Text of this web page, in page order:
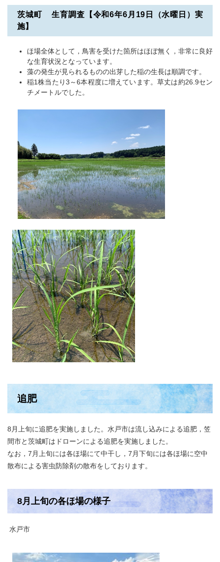
茨城町 生育調査【令和6年6月19日（水曜日）実
施】
ほ場全体として，鳥害を受けた箇所はほぼ無く，非常に良好
な生育状況となっています。
藻の発生が見られるものの出芽した稲の生長は順調です。
稲1株当たり3～6本程度に増えています。草丈は約26.9セン
チメートルでした。
追肥
8月上旬に追肥を実施しました。水戸市は流し込みによる追肥，笠
間市と茨城町はドローンによる追肥を実施しました。
なお，7月上旬には各ほ場にて中干し，7月下旬には各ほ場に空中
散布による害虫防除剤の散布をしております。
8月上旬の各ほ場の様子
水戸市